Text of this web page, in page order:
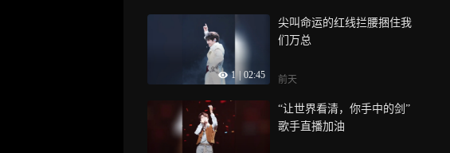
1 02:45
尖叫命运的红线拦腰捆住我
们万总
前天
“让世界看清，你手中的剑”
歌手直播加油